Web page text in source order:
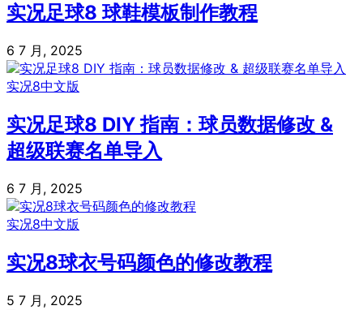
实况足球8 球鞋模板制作教程
6 7 月, 2025
实况8中文版
实况足球8 DIY 指南：球员数据修改 &
超级联赛名单导入
6 7 月, 2025
实况8中文版
实况8球衣号码颜色的修改教程
5 7 月, 2025